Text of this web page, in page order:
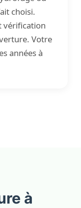
choisi.
vérification
Votre
années à
à